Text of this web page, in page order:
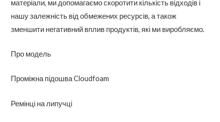
матеріали, ми допомагаємо скоротити кількість відходів і
нашу залежність від обмежених ресурсів, а також
зменшити негативний вплив продуктів, які ми виробляємо.
Про модель
Проміжна підошва Cloudfoam
Ремінці на липучці